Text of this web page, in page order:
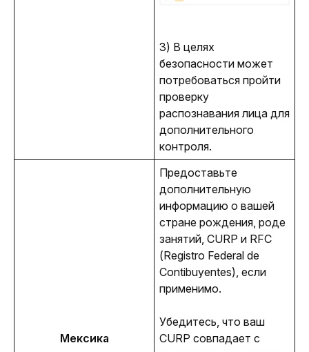
3) В целях
безопасности может
потребоваться пройти
проверку
распознавания лица для
дополнительного
контроля.
Мексика
Предоставьте
дополнительную
информацию о вашей
стране рождения, роде
занятий, CURP и RFC
(Registro Federal de
Contibuyentes), если
применимо.
Убедитесь, что ваш
CURP совпадает с